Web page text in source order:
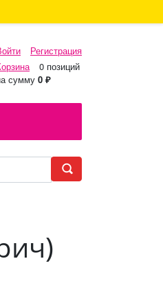
Регистрация
0 позиций
сумму 0 ₽